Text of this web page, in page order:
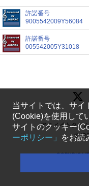
許諾番号
9005542009Y56084
許諾番号
005542005Y31018
アニメイトタイ
文章
当サイトでは、サイ
(Cookie)を使用して
サイトのクッキー
ーポリシー」
をお読